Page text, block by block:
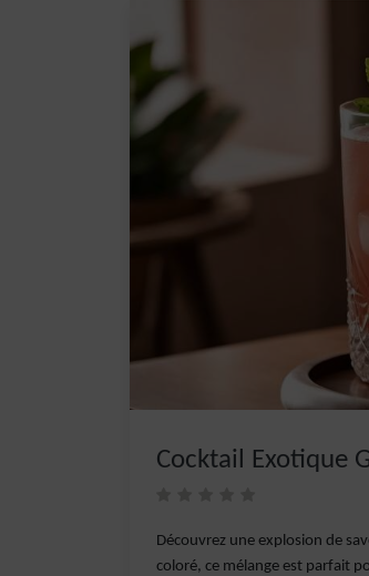
Cocktail Exotique
Découvrez une explosion de
coloré, ce mélange est parfait